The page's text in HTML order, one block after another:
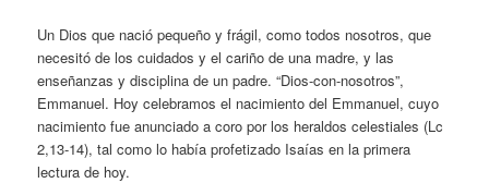
Un Dios que nació pequeño y frágil, como todos nosotros, que
necesitó de los cuidados y el cariño de una madre, y las
enseñanzas y disciplina de un padre. “Dios-con-nosotros”,
Emmanuel. Hoy celebramos el nacimiento del Emmanuel, cuyo
nacimiento fue anunciado a coro por los heraldos celestiales (Lc
2,13-14), tal como lo había profetizado Isaías en la primera
lectura de hoy.